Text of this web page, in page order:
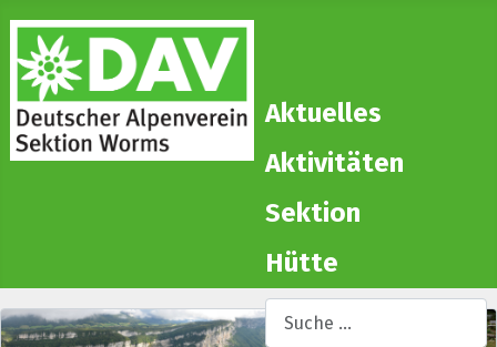
Aktuelles
Aktivitäten
Sektion
Hütte
Suchen